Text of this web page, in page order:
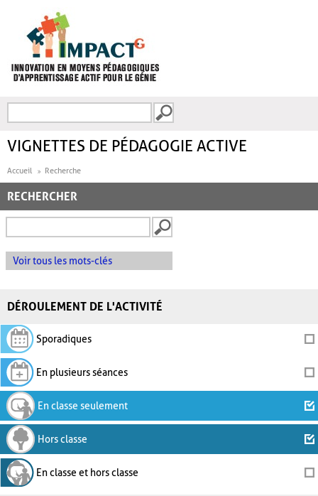
FORMULAIRE DE
VIGNETTES DE PÉDAGOGIE ACTIVE
Accueil Recherche
RECHERCHER
Voir tous les mots-clés
DÉROULEMENT DE L'ACTIVITÉ
Sporadiques
En plusieurs séances
En classe seulement
Hors classe
En classe et hors classe